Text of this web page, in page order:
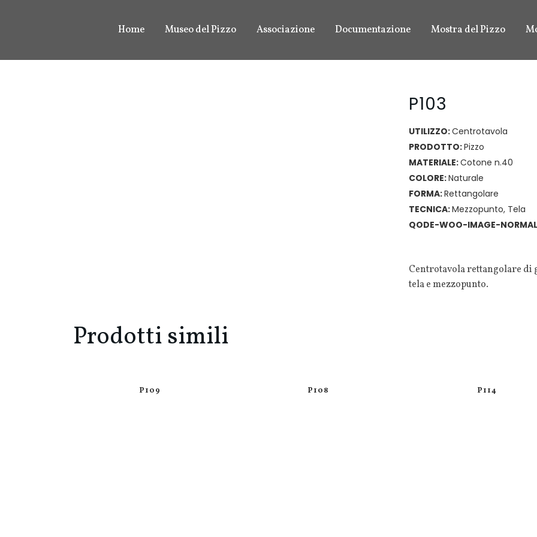
Home Museo del Pizzo Associazione Documentazione Mostra del Pizzo
P103
UTILIZZO:Centrotavola
PRODOTTO:Pizzo
MATERIALE:Cotone n.40
COLORE:Naturale
FORMA:Rettangolare
TECNICA:Mezzopunto, Tela
QODE-WOO-IMAGE-
Centrotavola rettangolare di
tela e mezzopunto.
Prodotti simili
P109 P108 P114